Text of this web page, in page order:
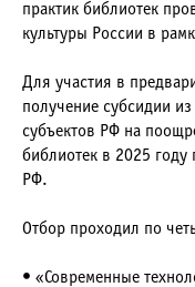
практик библиотек
культуры России в
Для участия в
получение субсидии
субъектов РФ на
библиотек в 2025 году
РФ.
Отбор проходил по
• «Современные